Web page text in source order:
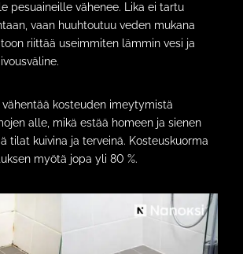
pesuaineille vähenee. Lika ei tartu
vaan huuhtoutuu veden mukana
riittää useimmiten lämmin vesi ja
vähentää kosteuden imeytymistä
alle, mikä estää homeen ja sienen
tilat kuivina ja terveinä. Kosteuskuorma
myötä jopa yli 80 %.